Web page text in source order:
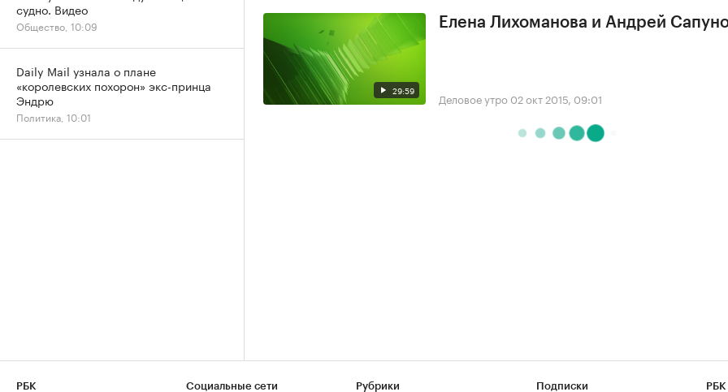
29:59
Елена Лихоманова и Андрей
Деловое утро 02 окт 2015, 09:01
судно. Видео
Общество, 10:09
Daily Mail узнала о плане
«королевских похорон» экс-принца
Эндрю
Политика, 10:01
РБК Социальные сети Рубрики Подписки РБК